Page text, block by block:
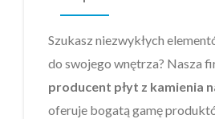
Szukasz niezwykłych
do swojego wnętrza? Nasza
producent płyt z kamienia
oferuje bogatą gamę